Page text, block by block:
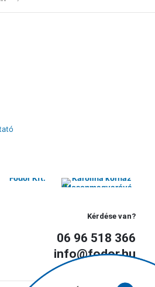
Kérdése van?
06 96 518 366
info@fodor.hu